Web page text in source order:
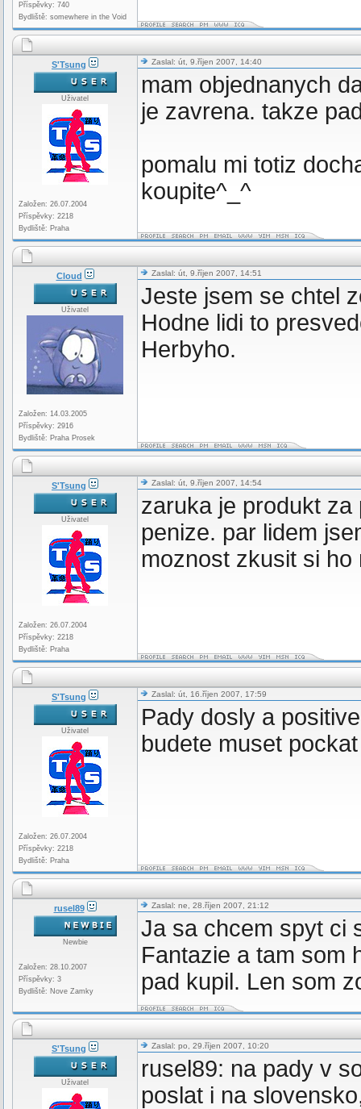
Příspěvky: 740
Bydliště: somewhere in the Void
S'Tsung
Uživatel
Založen: 26.07.2004
Příspěvky: 2218
Bydliště: Praha
Zaslal: út, 9.říjen 2007, 14:40
mam objednanych
je zavrena. takze
pomalu mi totiz
koupite^_^
Cloud
Uživatel
Založen: 14.03.2005
Příspěvky: 2916
Bydliště: Praha Prosek
Zaslal: út, 9.říjen 2007, 14:51
Jeste jsem se chtel
Hodne lidi to
Herbyho.
S'Tsung
Uživatel
Založen: 26.07.2004
Příspěvky: 2218
Bydliště: Praha
Zaslal: út, 9.říjen 2007, 14:54
zaruka je produkt
penize. par lidem
moznost zkusit si
S'Tsung
Uživatel
Založen: 26.07.2004
Příspěvky: 2218
Bydliště: Praha
Zaslal: út, 16.říjen 2007, 17:59
Pady dosly a
budete muset
rusel89
Newbie
Založen: 28.10.2007
Příspěvky: 3
Bydliště: Nove Zamky
Zaslal: ne, 28.říjen 2007, 21:12
Ja sa chcem spyt ci
Fantazie a tam som
pad kupil. Len som
S'Tsung
Uživatel
Zaslal: po, 29.říjen 2007, 10:20
rusel89: na pady v
poslat i na